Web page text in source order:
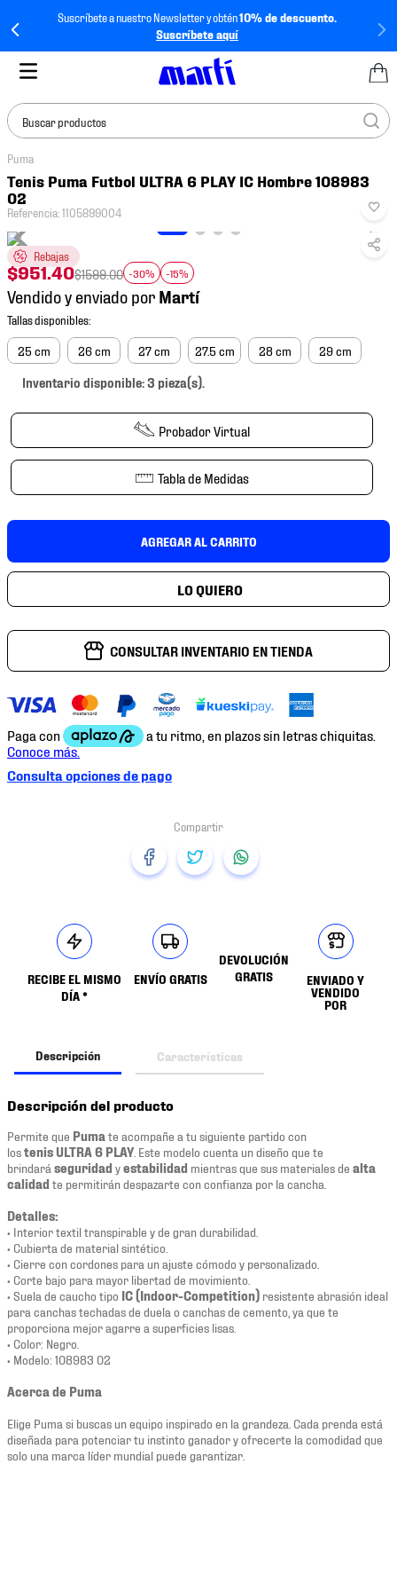
Suscríbete a nuestro Newsletter y obtén10% de descuento.
Suscríbete aquí
Buscar productos
Puma
Tenis Puma Futbol ULTRA 6 PLAY IC Hombre 108983
02
Referencia:1105899004
Rebajas
$951.40$1599.00 -30% -15%
Vendido y enviado por
25 cm 26 cm 27 cm 27.5 cm 28 cm 29 cm
Inventario disponible: 3 pieza(s).
Probador Virtual
Tabla de Medidas
AGREGAR AL CARRITO
CONSULTAR INVENTARIO EN TIENDA
Consulta opciones de pago
RECIBE EL MISMO
DÍA *
ENVÍO GRATIS
DEVOLUCIÓN
GRATIS
ENVIADO Y
VENDIDO
POR
Descripción Características
Descripción del producto
Permite que Puma te acompañe a tu siguiente partido con
lostenis ULTRA 6 PLAY . Este modelo cuenta un diseño que te
brindará seguridad yestabilidad mientras que sus materiales de alta
calidad te permitirán despazarte con confianza por la cancha.
Detalles:
• Interior textil transpirable y de gran durabilidad.
• Cubierta de material sintético.
• Cierre con cordones para un ajuste cómodo y personalizado.
• Corte bajo para mayor libertad de movimiento.
• Suela de caucho tipo IC (Indoor-Competition) resistente abrasión ideal
para canchas techadas de duela o canchas de cemento, ya que te
proporciona mejor agarre a superficies lisas.
• Color: Negro.
• Modelo: 108983 02
Acerca de Puma
Elige Puma si buscas un equipo inspirado en la grandeza. Cada prenda está
diseñada para potenciar tu instinto ganador y ofrecerte la comodidad que
solo una marca líder mundial puede garantizar.
TÉRMINOS MÁS
BUSCADOS
1.
tenis mujer
2.
tenis hombre
3.
tenis
4
tenis futbol
5.
jersey
6.
mochila
10. tenis nike